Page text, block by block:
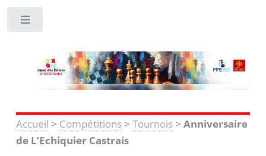
Accueil > Compétitions> Tournois> Anniversaire
de L’Echiquier Castrais